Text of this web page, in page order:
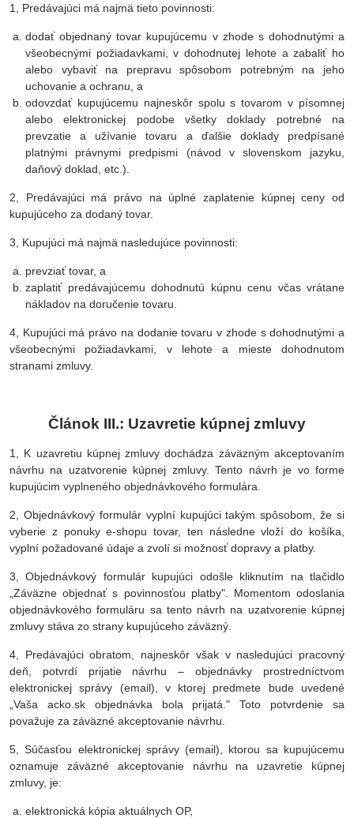
1, Predávajúci má najmä tieto povinnosti:
dodať objednaný tovar kupujúcemu v zhode s dohodnutými a
všeobecnými požiadavkami, v dohodnutej lehote a zabaliť ho
alebo vybaviť na prepravu spôsobom potrebným na jeho
uchovanie a ochranu, a
odovzdať kupujúcemu najneskôr spolu s tovarom v písomnej
alebo elektronickej podobe všetky doklady potrebné na
prevzatie a užívanie tovaru a ďalšie doklady predpísané
platnými právnymi predpismi (návod v slovenskom jazyku,
daňový doklad, etc.).
2, Predávajúci má právo na úplné zaplatenie kúpnej ceny od
kupujúceho za dodaný tovar.
3, Kupujúci má najmä nasledujúce povinnosti:
prevziať tovar, a
zaplatiť predávajúcemu dohodnutú kúpnu cenu včas vrátane
nákladov na doručenie tovaru.
4, Kupujúci má právo na dodanie tovaru v zhode s dohodnutými a
všeobecnými požiadavkami, v lehote a mieste dohodnutom
stranami zmluvy.
Článok III.: Uzavretie kúpnej zmluvy
1, K uzavretiu kúpnej zmluvy dochádza záväzným akceptovaním
návrhu na uzatvorenie kúpnej zmluvy. Tento návrh je vo forme
kupujúcim vyplneného objednávkového formulára.
2, Objednávkový formulár vyplní kupujúci takým spôsobom, že si
vyberie z ponuky e-shopu tovar, ten následne vloží do košíka,
vyplní požadované údaje a zvolí si možnosť dopravy a platby.
3, Objednávkový formulár kupujúci odošle kliknutím na tlačidlo
„Záväzne objednať s povinnosťou platby". Momentom odoslania
objednávkového formuláru sa tento návrh na uzatvorenie kúpnej
zmluvy stáva zo strany kupujúceho záväzný.
4, Predávajúci obratom, najneskôr však v nasledujúci pracovný
deň, potvrdí prijatie návrhu – objednávky prostredníctvom
elektronickej správy (email), v ktorej predmete bude uvedené
„Vaša acko.sk objednávka bola prijatá." Toto potvrdenie sa
považuje za záväzné akceptovanie návrhu.
5, Súčasťou elektronickej správy (email), ktorou sa kupujúcemu
oznamuje záväzné akceptovanie návrhu na uzavretie kúpnej
zmluvy, je:
elektronická kópia aktuálnych OP,